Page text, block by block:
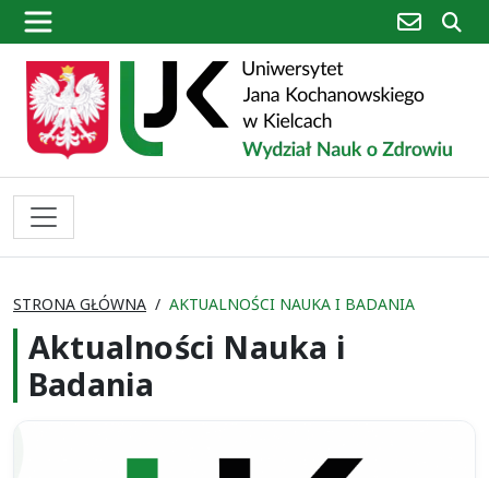
poczta
STRONA GŁÓWNA AKTUALNOŚCI NAUKA I BADANIA
Aktualności Nauka i
Badania